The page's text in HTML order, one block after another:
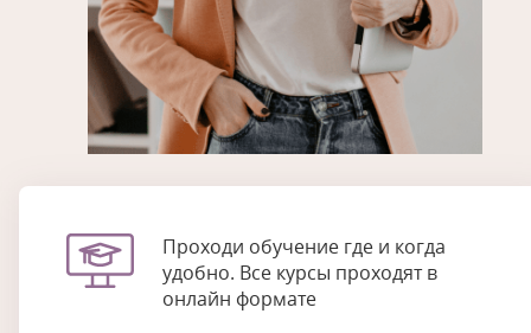
Проходи обучение где и когда
удобно. Все курсы проходят в
онлайн формате